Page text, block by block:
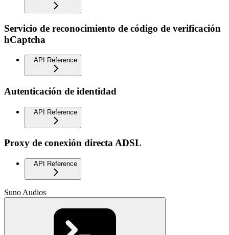
Servicio de reconocimiento de código de verificación
hCaptcha
API Reference
Autenticación de identidad
API Reference
Proxy de conexión directa ADSL
API Reference
Suno Audios